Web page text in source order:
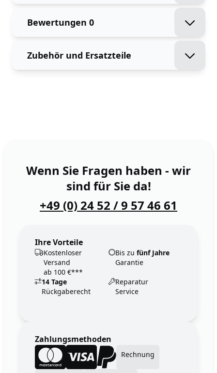
Bewertungen 0
Zubehör und Ersatzteile
Wenn Sie Fragen haben - wir
sind für Sie da!
+49 (0) 24 52 / 9 57 46 61
Ihre Vorteile
Kostenloser
Versand
ab 100 €***
Bis zu fünf Jahre
Garantie
14 Tage
Rückgaberecht
Reparatur
Service
Zahlungsmethoden
Rechnung